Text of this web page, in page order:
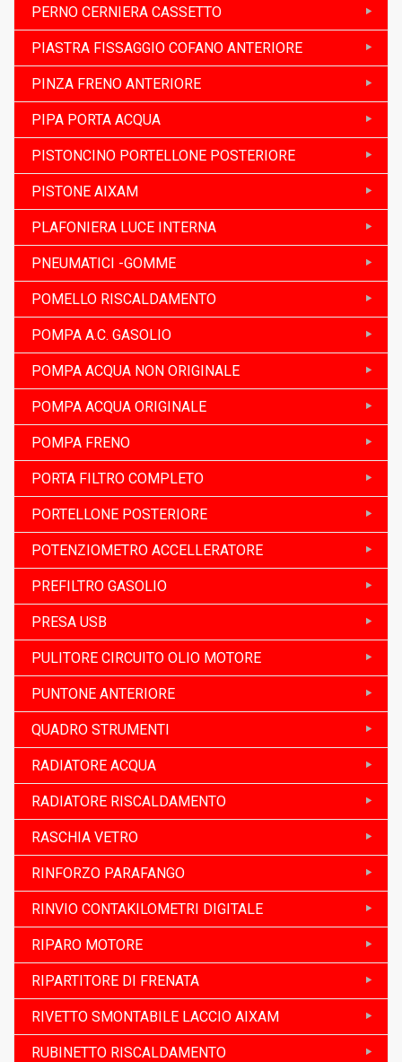
PERNO CERNIERA CASSETTO
PIASTRA FISSAGGIO COFANO ANTERIORE
PINZA FRENO ANTERIORE
PIPA PORTA ACQUA
PISTONCINO PORTELLONE POSTERIORE
PISTONE AIXAM
PLAFONIERA LUCE INTERNA
PNEUMATICI -GOMME
POMELLO RISCALDAMENTO
POMPA A.C. GASOLIO
POMPA ACQUA NON ORIGINALE
POMPA ACQUA ORIGINALE
POMPA FRENO
PORTA FILTRO COMPLETO
PORTELLONE POSTERIORE
POTENZIOMETRO ACCELLERATORE
PREFILTRO GASOLIO
PRESA USB
PULITORE CIRCUITO OLIO MOTORE
PUNTONE ANTERIORE
QUADRO STRUMENTI
RADIATORE ACQUA
RADIATORE RISCALDAMENTO
RASCHIA VETRO
RINFORZO PARAFANGO
RINVIO CONTAKILOMETRI DIGITALE
RIPARO MOTORE
RIPARTITORE DI FRENATA
RIVETTO SMONTABILE LACCIO AIXAM
RUBINETTO RISCALDAMENTO